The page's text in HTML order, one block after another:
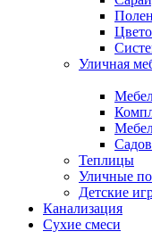
Уличная
Теплицы
Уличные
Детские
Канализация
Сухие смеси